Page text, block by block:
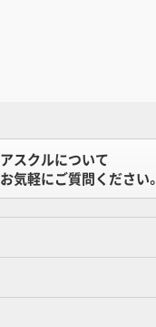
アスクルについて
お気軽にご質問ください。